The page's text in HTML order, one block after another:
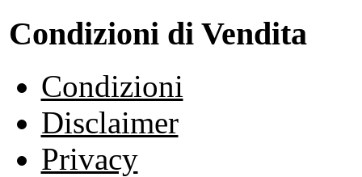
Condizioni di Vendita
Condizioni
Disclaimer
Privacy